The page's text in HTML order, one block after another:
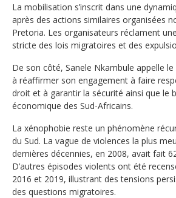
La mobilisation s’inscrit dans une
après des actions similaires organisées
Pretoria. Les organisateurs réclament
stricte des lois migratoires et des
De son côté, Sanele Nkambule appelle
à réaffirmer son engagement à faire
droit et à garantir la sécurité ainsi que le
économique des Sud-Africains.
La xénophobie reste un phénomène
du Sud. La vague de violences la plus
dernières décennies, en 2008, avait fait
D’autres épisodes violents ont été
2016 et 2019, illustrant des tensions
des questions migratoires.